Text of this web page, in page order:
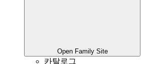
Open Family Site
카탈로그